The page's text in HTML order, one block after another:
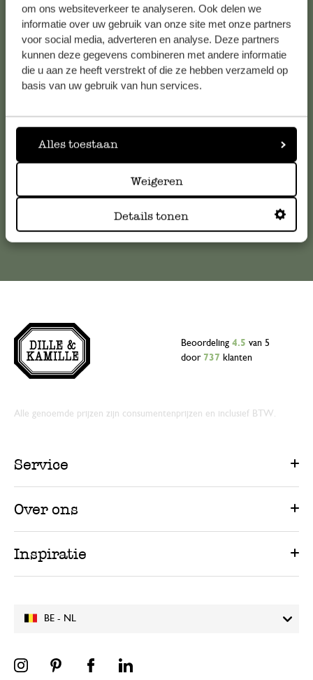
om ons websiteverkeer te analyseren. Ook delen we
informatie over uw gebruik van onze site met onze partners
voor social media, adverteren en analyse. Deze partners
kunnen deze gegevens combineren met andere informatie
die u aan ze heeft verstrekt of die ze hebben verzameld op
basis van uw gebruik van hun services.
Alles toestaan
Weigeren
Details tonen
Klantenservice
Voor vragen, tips of hulp kun je contact opnemen met onze
klantenservice@dille-kamille.com
BE - NL
Beoordeling 4.5 van 5
door 737 klanten
Alle genoemde prijzen zijn consumentenprijzen en inclusief BTW.
Service
Over ons
Inspiratie